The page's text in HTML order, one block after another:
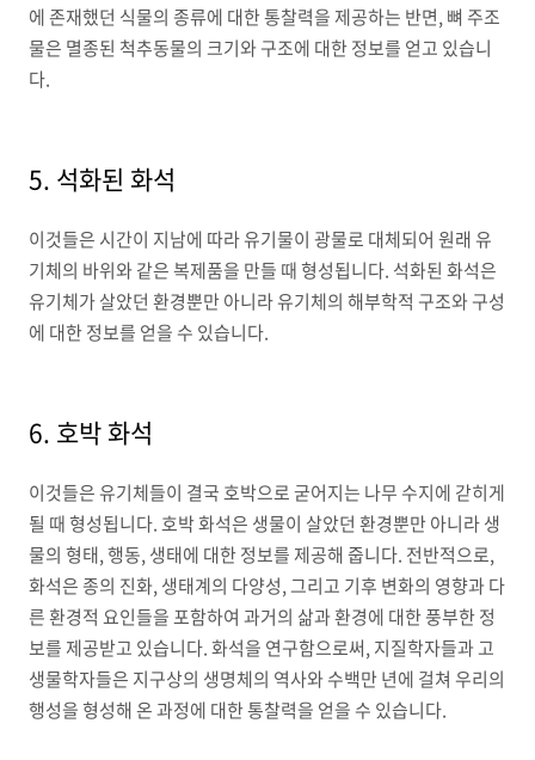
에 존재했던 식물의 종류에 대한 통찰력을 제공하는 반면, 뼈 주조
물은 멸종된 척추동물의 크기와 구조에 대한 정보를 얻고 있습니
다.
5. 석화된 화석
이것들은 시간이 지남에 따라 유기물이 광물로 대체되어 원래 유
기체의 바위와 같은 복제품을 만들 때 형성됩니다. 석화된 화석은
유기체가 살았던 환경뿐만 아니라 유기체의 해부학적 구조와 구성
에 대한 정보를 얻을 수 있습니다.
6. 호박 화석
이것들은 유기체들이 결국 호박으로 굳어지는 나무 수지에 갇히게
될 때 형성됩니다. 호박 화석은 생물이 살았던 환경뿐만 아니라 생
물의 형태, 행동, 생태에 대한 정보를 제공해 줍니다. 전반적으로,
화석은 종의 진화, 생태계의 다양성, 그리고 기후 변화의 영향과 다
른 환경적 요인들을 포함하여 과거의 삶과 환경에 대한 풍부한 정
보를 제공받고 있습니다. 화석을 연구함으로써, 지질학자들과 고
생물학자들은 지구상의 생명체의 역사와 수백만 년에 걸쳐 우리의
행성을 형성해 온 과정에 대한 통찰력을 얻을 수 있습니다.